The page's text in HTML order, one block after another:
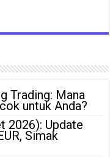
Trading: Mana
untuk Anda?
2026): Update
Simak